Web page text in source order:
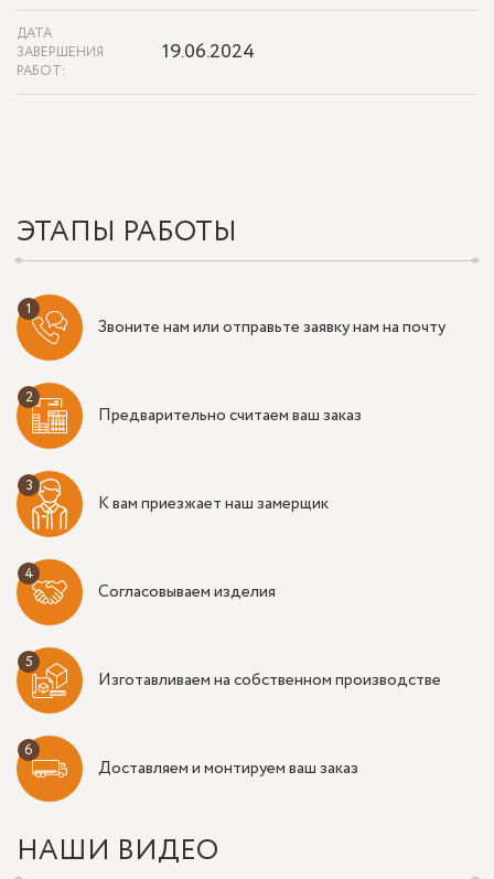
ДАТА
ЗАВЕРШЕНИЯ
РАБОТ:
19.06.2024
ЭТАПЫ РАБОТЫ
Звоните нам или отправьте заявку нам на почту
Предварительно считаем ваш заказ
К вам приезжает наш замерщик
Согласовываем изделия
Изготавливаем на собственном производстве
Доставляем и монтируем ваш заказ
НАШИ ВИДЕО